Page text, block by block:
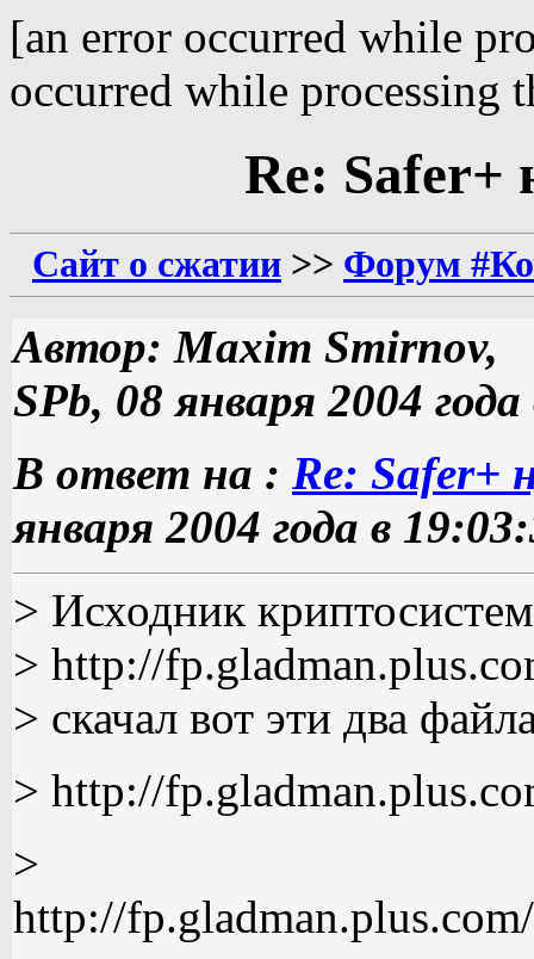
[an error occurred while
occurred while processing
Re: Safer+
Сайт о сжатии >> Форум
Автор: Maxim Smirnov,
SPb, 08 января 2004
В ответ на : Re: Safer+
января 2004 года в
> Исходник
> http://
> скачал вот эти два
> http://
>
http://